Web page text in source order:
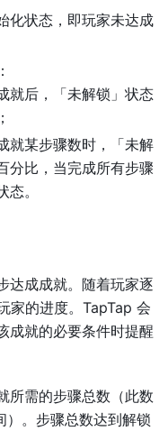
化状态，即玩家未达成
就后，「未解锁」状态
就某步骤数时，「未解
分比，当完成所有步骤
。
达成成就。随着玩家逐
家的进度。TapTap 会
成就的必要条件时提醒
所需的步骤总数（此数
。步骤总数达到解锁